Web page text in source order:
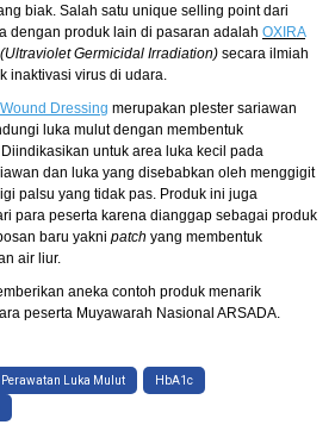
biak. Salah satu unique selling point dari
dengan produk lain di pasaran adalah OXIRA
(Ultraviolet Germicidal Irradiation) secara ilmiah
inaktivasi virus di udara.
Dressing merupakan plester sariawan
luka mulut dengan membentuk
untuk area luka kecil pada
dan luka yang disebabkan oleh menggigit
palsu yang tidak pas. Produk ini juga
para peserta karena dianggap sebagai produk
baru yakni patch yang membentuk
air liur.
aneka contoh produk menarik
peserta Muyawarah Nasional ARSADA.
Perawatan Luka Mulut HbA1c